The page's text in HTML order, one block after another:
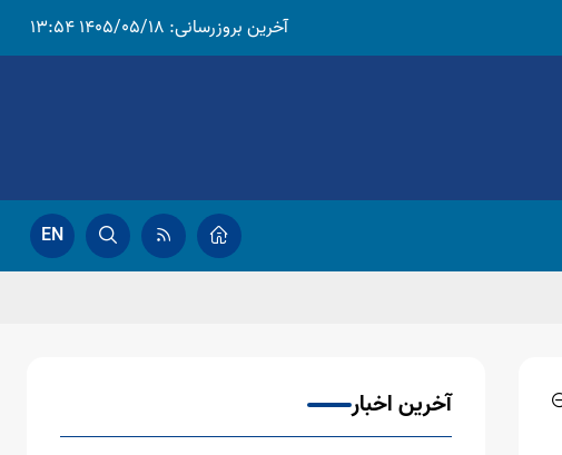
آخرین بروزرسانی: 1405/05/18 13:54
EN
آخرین اخبار